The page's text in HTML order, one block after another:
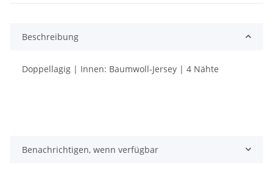
Beschreibung
Doppellagig | Innen: Baumwoll-Jersey | 4 Nähte
Benachrichtigen, wenn verfügbar